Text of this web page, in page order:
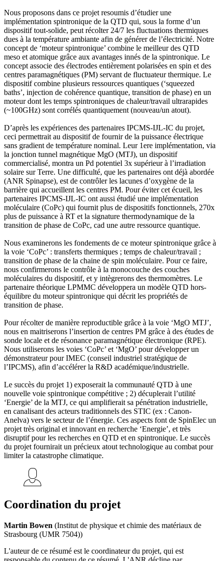
Nous proposons dans ce projet resoumis d’étudier une
implémentation spintronique de la QTD qui, sous la forme d’un
dispositif tout-solide, peut récolter 24/7 les fluctuations thermiques
dues à la température ambiante afin de générer de l’électricité. Notre
concept de ‘moteur spintronique’ combine le meilleur des QTD
meso et atomique grâce aux avantages innés de la spintronique. Le
concept associe des électrodes entièrement polarisées en spin et des
centres paramagnétiques (PM) servant de fluctuateur thermique. Le
dispositif combine plusieurs ressources quantiques (‘squeezed
baths’, injection de cohérence quantique, transition de phase) en un
moteur dont les temps spintroniques de chaleur/travail ultrarapides
(~100GHz) sont corrélés quantiquement (nouveau/un atout).
D’après les expériences des partenaires IPCMS-IJL-IC du projet,
ceci permettrait au dispositif de fournir de la puissance électrique
sans gradient de température nominal. Leur 1ere implémentation, via
la jonction tunnel magnétique MgO (MTJ), un dispositif
commercialisé, montra un Pd potentiel 3x supérieur à l’irradiation
solaire sur Terre. Une difficulté, que les partenaires ont déjà abordée
(ANR Spinapse), est de contrôler les lacunes d’oxygène de la
barrière qui accueillent les centres PM. Pour éviter cet écueil, les
partenaires IPCMS-IJL-IC ont aussi étudié une implémentation
moléculaire (CoPc) qui fournit plus de dispositifs fonctionnels, 270x
plus de puissance à RT et la signature thermodynamique de la
transition de phase de CoPc, cad une autre ressource quantique.
Nous examinerons les fondements de ce moteur spintronique grâce à
la voie ‘CoPc’ : transferts thermiques ; temps de chaleur/travail ;
transition de phase de la chaine de spin moléculaire. Pour ce faire,
nous confirmerons le contrôle à la monocouche des couches
moléculaires du dispositif, et y intègrerons des thermomètres. Le
partenaire théorique LPMMC développera un modèle QTD hors-
équilibre du moteur spintronique qui décrit les propriétés de
transition de phase.
Pour récolter de manière reproductible grâce à la voie ‘MgO MTJ’,
nous en maitriserons l’insertion de centres PM grâce à des études de
sonde locale et de résonance paramagnétique électronique (RPE).
Nous utiliserons les voies ‘CoPc’ et ‘MgO’ pour développer un
démonstrateur pour IMEC (conseil industriel stratégique de
l’IPCMS), afin d’accélérer la R&D académique/industrielle.
Le succès du projet 1) exposerait la communauté QTD à une
nouvelle voie spintronique compétitive ; 2) décuplerait l’utilité
‘Energie’ de la MTJ, ce qui amplifierait sa pénétration industrielle,
en canalisant des acteurs traditionnels des STIC (ex : Canon-
Anelva) vers le secteur de l’énergie. Ces aspects font de SpinElec un
projet très original et innovant en recherche ‘Energie’, et très
disruptif pour les recherches en QTD et en spintronique. Le succès
du projet fournirait un précieux atout technologique au combat pour
limiter la catastrophe climatique.
Coordination du projet
Martin Bowen (Institut de physique et chimie des matériaux de
Strasbourg (UMR 7504))
L'auteur de ce résumé est le coordinateur du projet, qui est